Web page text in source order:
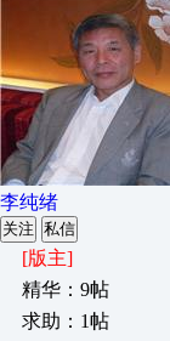
李纯绪
关注 私信
[版主]
精华：9帖
求助：1帖